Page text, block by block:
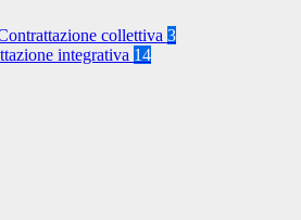
collettiva 3
integrativa 14